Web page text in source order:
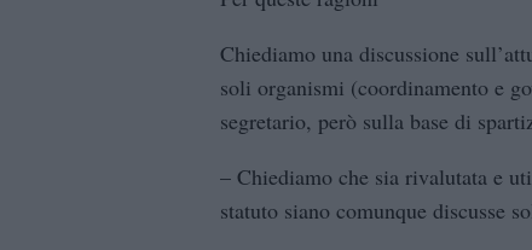
Chiediamo una discussione
soli organismi (coordinamento e
segretario, però sulla base di
– Chiediamo che sia rivalutata e
statuto siano comunque discusse